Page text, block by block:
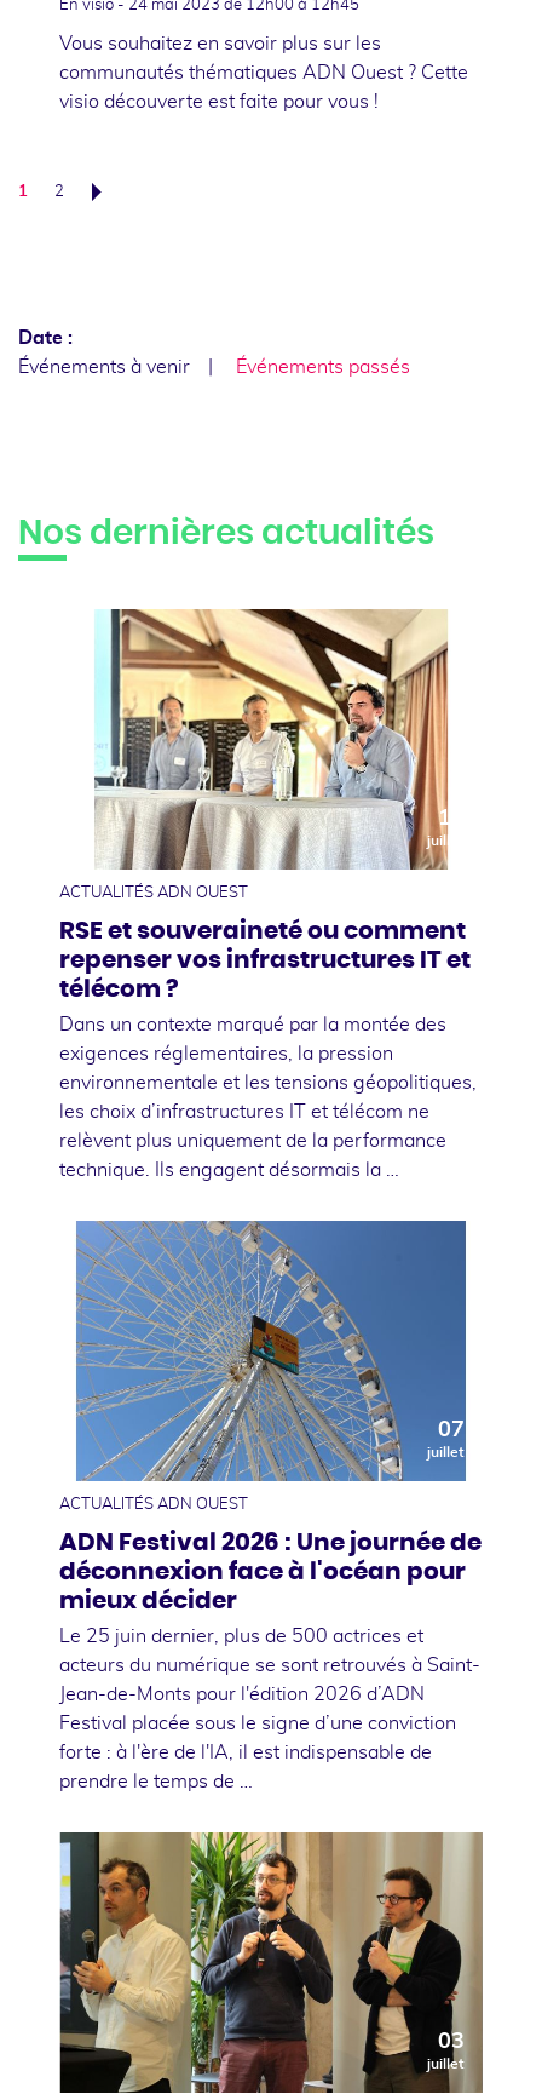
En visio - 24 mai 2023 de 12h00 à 12h45
Vous souhaitez en savoir plus sur les
communautés thématiques ADN Ouest ? Cette
visio découverte est faite pour vous !
1 2
Date :
Événements à venir
Événements passés
Nos dernières actualités
10
juillet
ACTUALITÉS ADN OUEST
RSE et souveraineté ou comment
repenser vos infrastructures IT et
télécom ?
Dans un contexte marqué par la montée des
exigences réglementaires, la pression
environnementale et les tensions géopolitiques,
les choix d’infrastructures IT et télécom ne
relèvent plus uniquement de la performance
technique. Ils engagent désormais la …
07
juillet
ACTUALITÉS ADN OUEST
ADN Festival 2026 : Une journée de
déconnexion face à l'océan pour
mieux décider
Le 25 juin dernier, plus de 500 actrices et
acteurs du numérique se sont retrouvés à Saint-
Jean-de-Monts pour l'édition 2026 d’ADN
Festival placée sous le signe d’une conviction
forte : à l'ère de l'IA, il est indispensable de
prendre le temps de …
03
juillet